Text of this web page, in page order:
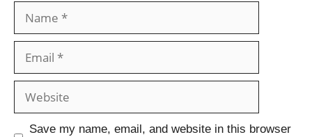
Save my name, email, and website in this browser